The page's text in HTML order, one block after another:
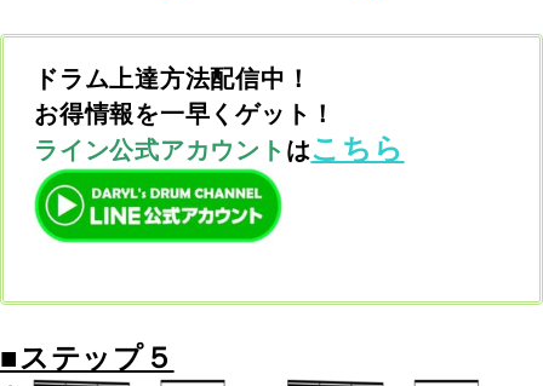
ドラム上達方法配信中！
お得情報を一早くゲット！
ライン公式アカウント はこちら
■ステップ５